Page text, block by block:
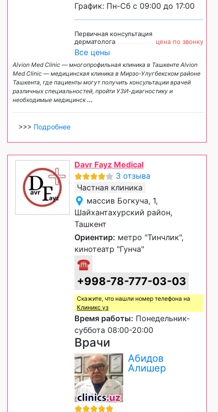
График: Пн-Сб с 09:00 до 17:00
Первичная консультация
дерматолога
цена по звонку
Все цены
Alvion Med Clinic — многопрофильная клиника в Ташкенте Alvion
Med Clinic — медицинская клиника в Мирзо-Улугбекском районе
Ташкента, где пациенты могут получить консультации врачей
различных специальностей, пройти УЗИ-диагностику и
необходимые медицинск...
>>> Подробнее
Davr Fayz Medical
3 отзыва
Частная клиника
массив Богкуча, 1,
Шайхантахурский район,
Ташкент
Ориентир: метро "Тинчлик",
кинотеатр "Гунча"
☎
+998-78-777-03-03
Скажите, что нашли номер телефона на
Клиникс уз
Время работы: Понедельник-
суббота 08:00-20:00
Врачи
Абидов
Алишер